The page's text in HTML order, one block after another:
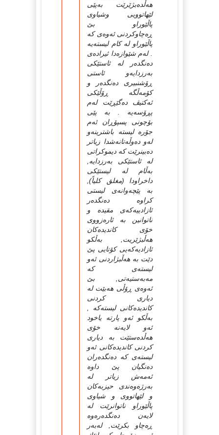
هه‌ڵده‌بژێرێت به‌پێی
لێهاتوویی وشیاوی
پاڵێوراو بێ‌
ڕه‌چاوكردنی ئه‌وه‌ی كه‌
پاڵێوراو له‌ كام لیسته‌یه‌
. له‌م شێوازه‌دا ئیراده‌ی
ده‌نگده‌ر له‌ ئاستێكی
به‌رزدایه‌و ئاستی
ڕۆشنبیری ده‌نگده‌ر و
كۆمه‌ڵگه‌ ڕۆڵێكی
ئه‌كتیڤ ده‌گێڕێت له‌م
پڕۆسه‌یه‌ . به‌ پێی
بۆچونی پسپۆڕان ئه‌م
جۆره‌ لیسته‌ باشترینه‌و
له‌و ده‌وڵه‌تانه‌شدا زیاتر
ده‌بینرێت كه‌ دیموكراتی
له‌ ئاستێكی به‌رزدایه‌,
به‌ڵام له‌ لیستێكی
داخراودا (مغلق كلیاً),
به‌ پێچه‌وانه‌ی لیستی
كراوه‌ ده‌نگده‌ر
ئازادییه‌كه‌ی مقیده‌ و
ناتوانین به‌ ئاره‌زووی
خۆی كاندیده‌كان
هه‌ڵبژێریت, به‌ڵكو
ئازادیه‌كه‌یی كۆتایی پێ‌
دێت به‌ هه‌ڵبژاردنی ئه‌و
لیسته‌ی كه‌
مه‌به‌ستیه‌تی, بێ‌
ئه‌وه‌ی ڕۆڵی هه‌بێت له‌
دیاری كردنی
كاندیده‌كانی لیسته‌كه‌ ,
به‌ڵكو ئه‌و پارته‌ یاخود
ئه‌و لایه‌نه‌ خۆی
هه‌ڵده‌ستێت به‌ دیاری
كردنی كاندیده‌كانی ئه‌و
لیسته‌ی كه‌ ده‌نگده‌ران
ده‌نگیان پێ‌ داوه‌
ئه‌مه‌ش زیاتر له‌
به‌رژه‌وه‌ندی حیزبه‌كان
و لێهاتووی و شیاوی
پاڵێوراو ناتوانرێت له‌
لایه‌ن ده‌نگده‌ره‌وه‌
ڕه‌چاو بكرێت, له‌به‌ر